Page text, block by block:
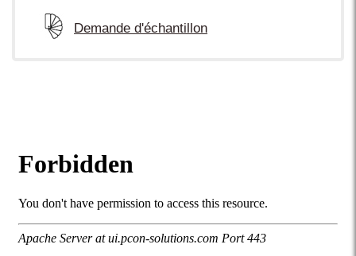
Demande d'échantillon